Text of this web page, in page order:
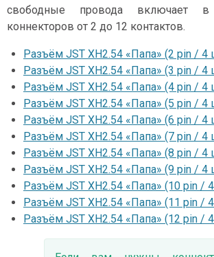
свободные провода включает
коннекторов от 2 до 12 контактов.
Разъём JST XH2.54 «Папа» (2 pin / 4
Разъём JST XH2.54 «Папа» (3 pin / 4
Разъём JST XH2.54 «Папа» (4 pin / 4
Разъём JST XH2.54 «Папа» (5 pin / 4
Разъём JST XH2.54 «Папа» (6 pin / 4
Разъём JST XH2.54 «Папа» (7 pin / 4
Разъём JST XH2.54 «Папа» (8 pin / 4
Разъём JST XH2.54 «Папа» (9 pin / 4
Разъём JST XH2.54 «Папа» (10 pin /
Разъём JST XH2.54 «Папа» (11 pin /
Разъём JST XH2.54 «Папа» (12 pin /